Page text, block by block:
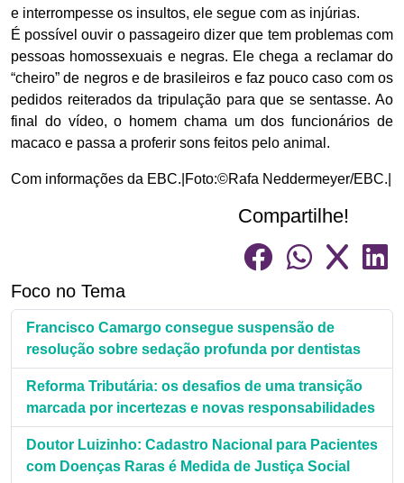
e interrompesse os insultos, ele segue com as injúrias.
É possível ouvir o passageiro dizer que tem problemas com
pessoas homossexuais e negras. Ele chega a reclamar do
“cheiro” de negros e de brasileiros e faz pouco caso com os
pedidos reiterados da tripulação para que se sentasse. Ao
final do vídeo, o homem chama um dos funcionários de
macaco e passa a proferir sons feitos pelo animal.
Com informações da EBC.|Foto:©Rafa Neddermeyer/EBC.|
Compartilhe!
Foco no Tema
Francisco Camargo consegue suspensão de
resolução sobre sedação profunda por dentistas
Reforma Tributária: os desafios de uma transição
marcada por incertezas e novas responsabilidades
Doutor Luizinho: Cadastro Nacional para Pacientes
com Doenças Raras é Medida de Justiça Social